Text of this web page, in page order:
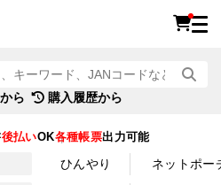
ら 購入履歴から
後払いOK各種帳票出力可能
ひんやり ネットポー